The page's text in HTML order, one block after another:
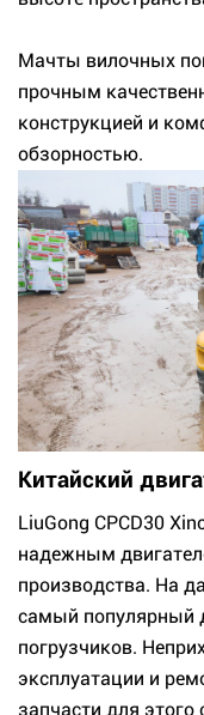
Мачты вилочных
прочным
конструкцией и
обзорностью.
Китайский
LiuGong CPCD30
надежным
производства. На
самый популярный
погрузчиков.
эксплуатации и
запчасти для этого